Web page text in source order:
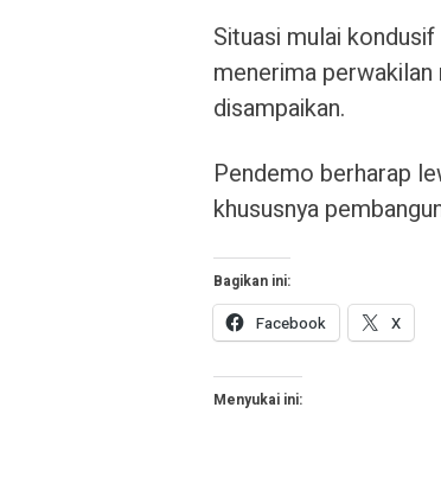
Situasi mulai
menerima perwakilan
disampaikan.
Pendemo berharap
khususnya
Bagikan ini:
Facebook X
Menyukai ini: